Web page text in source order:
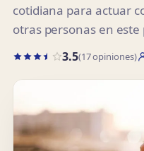
cotidiana para actuar
otras personas en este
3.5(17 opiniones)